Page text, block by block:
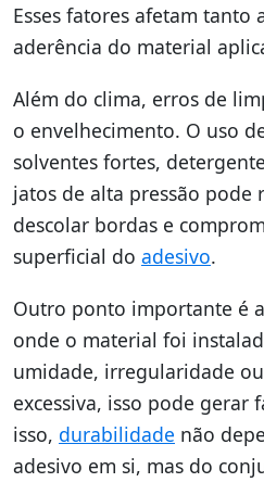
Esses fatores afetam tanto
aderência do material
Além do clima, erros de
o envelhecimento. O uso
solventes fortes,
jatos de alta pressão pode
descolar bordas e
superficial do adesivo.
Outro ponto importante é
onde o material foi
umidade, irregularidade
excessiva, isso pode gerar
isso, durabilidade não
adesivo em si, mas do